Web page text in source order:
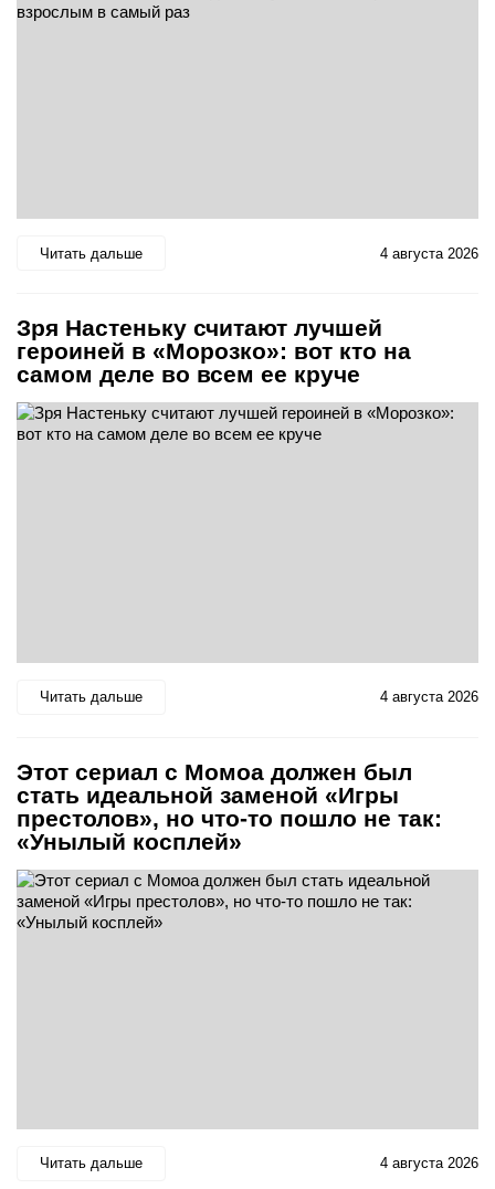
Читать дальше 4 августа 2026
Зря Настеньку считают лучшей
героиней в «Морозко»: вот кто на
самом деле во всем ее круче
Читать дальше 4 августа 2026
Этот сериал с Момоа должен был
стать идеальной заменой «Игры
престолов», но что-то пошло не так:
«Унылый косплей»
Читать дальше 4 августа 2026